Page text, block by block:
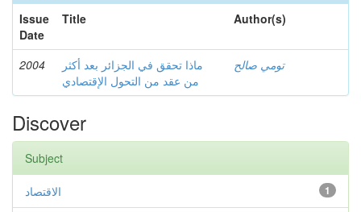
Issue
Date
Title Author(s)
2004
ماذا تحقق في الجزائر بعد أكثر
من عقد من التحول الإقتصادي
تومي صالح
Discover
Subject
1 الاقتصاد